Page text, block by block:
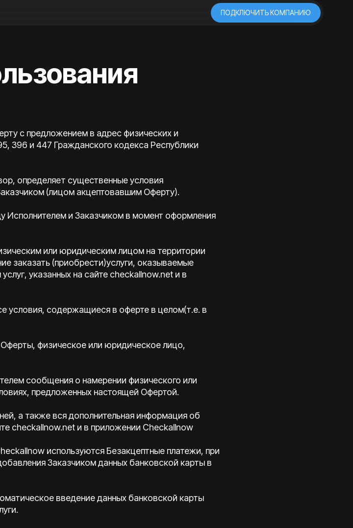
ПОДКЛЮЧИТЬ КОМПАНИЮ
с предложением в адрес физических и
396 и 447 Гражданского кодекса Республики
определяет существенные условия
(лицом акцептовавшим Оферту).
Исполнителем и Заказчиком в момент оформления
или юридическим лицом на территории
заказать (приобрести)услуги, оказываемые
указанных на сайте checkallnow.net и в
условия, содержащиеся в оферте в целом(т.е. в
физическое или юридическое лицо,
сообщения о намерении физического или
предложенных настоящей Офертой.
а также вся дополнительная информация об
checkallnow.net и в приложении Checkallnow
используются Безакцептные платежи, при
Заказчиком данных банковской карты в
введение данных банковской карты